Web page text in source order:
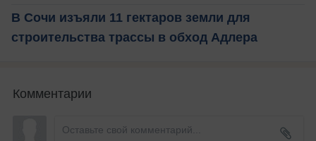
В Сочи изъяли 11 гектаров земли для
строительства трассы в обход Адлера
Комментарии